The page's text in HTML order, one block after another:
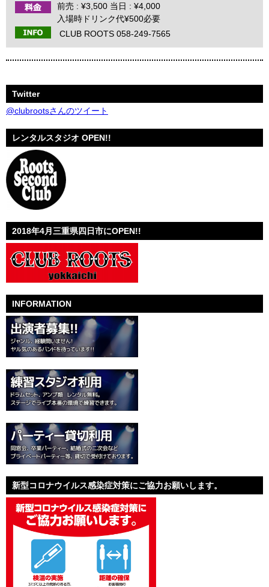
前売 : ¥3,500 当日 : ¥4,000
入場時ドリンク代¥500必要
CLUB ROOTS 058-249-7565
Twitter
@clubrootsさんのツイート
レンタルスタジオ OPEN!!
2018年4月三重県四日市にOPEN!!
INFORMATION
新型コロナウイルス感染症対策にご協力お願いします。